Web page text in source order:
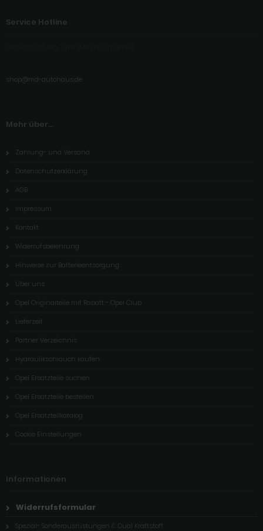
Service Hotline
shop@md-autohaus.de
Mehr über...
Zahlung- und Versand
Datenschutzerklärung
AGB
Impressum
Kontakt
Widerrufsbelehrung
Hinweise zur Batterieentsorgung
Über uns
Opel Originalteile mit Rabatt - Opel Club
Lieferzeit
Partner Verzeichnis
Hydraulikschlauch kaufen
Opel Ersatzteile suchen
Opel Ersatzteile bestellen
Opel Ersatzteilkatalog
Cookie Einstellungen
Informationen
Widerrufsformular
Spezial- Sonderausrüstungen & Dual Kraftstoff